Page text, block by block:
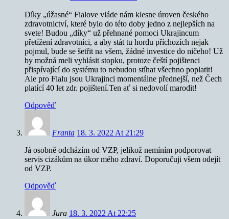
Díky „úžasné“ Fialove vláde nám klesne úroven českého
zdravotnictví, které bylo do této doby jedno z nejlepších na
svete! Budou „díky“ už přehnané pomoci Ukrajincum
přetížení zdravotníci, a aby stát tu hordu příchozích nejak
pojmul, bude se šetřit na všem, žádné investice do ničeho! Už
by možná meli vyhlásit stopku, protoze čeští pojištenci
přispívající do systému to nebudou stíhat všechno poplatit!
Ale pro Fialu jsou Ukrajinci momentálne přednejší, než Čech
platící 40 let zdr. pojištení.Ten ať si nedovolí marodit!
Odpověď
Franta 18. 3. 2022 At 21:29
Já osobně odcházím od VZP, jelikož nemíním podporovat
servis cizákům na úkor mého zdraví. Doporučuji všem odejít
od VZP.
Odpověď
Jura 18. 3. 2022 At 22:25